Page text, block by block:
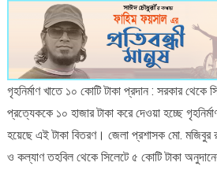
গৃহনির্মাণ খাতে ১০ কোটি টাকা প্রদান : সরকার থেকে
প্রত্যেককে ১০ হাজার টাকা করে দেওয়া হচ্ছে
হয়েছে এই টাকা বিতরণ। জেলা প্রশাসক মো. মজিবুর
ও কল্যাণ তহবিল থেকে সিলেটে ৫ কোটি টাকা